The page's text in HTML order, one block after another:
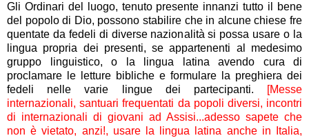
Gli Ordinari del luogo, tenuto presente innanzi tutto il bene
del popolo di Dio, possono stabilire che in alcune chiese fre
quentate da fedeli di diverse nazionalità si possa usare o la
lingua propria dei presenti, se appartenenti al medesimo
gruppo linguistico, o la lingua latina avendo cura di
proclamare le letture bibliche e formulare la preghiera dei
fedeli nelle varie lingue dei partecipanti. [Messe
internazionali, santuari frequentati da popoli diversi, incontri
di internazionali di giovani ad Assisi...adesso sapete che
non è vietato, anzi!, usare la lingua latina anche in Italia,